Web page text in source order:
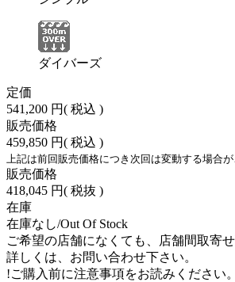
ダイバーズ
定価
541,200 円( 税込 )
販売価格
459,850 円( 税込 )
上記は前回販売価格につき次回は変動する場合が
販売価格
418,045 円( 税抜 )
在庫
在庫なし/Out Of Stock
ご希望の店舗になくても、店舗間取寄せ
詳しくは、お問い合わせ下さい。
!ご購入前に注意事項をお読みください。